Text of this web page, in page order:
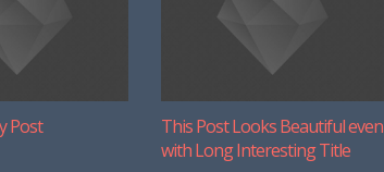
Post
This Post Looks Beautiful even
with Long Interesting Title